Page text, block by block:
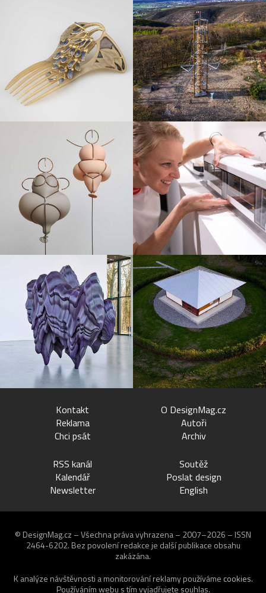
Kontakt
Reklama
Chci psát
O DesignMag.cz
Autoři
Archiv
RSS kanál
Kalendář
Newsletter
Soutěž
Poslat design
English
© DesignMag.cz – Všechna práva vyhrazena – 2007–2026 – ISSN
2464-6202. Bez povolení redakce je další publikace obsahu
zakázána.
K analýze návštěvnosti a monitorování reklamy používáme cookies.
Používáním webu s tím vyjadřujete souhlas.